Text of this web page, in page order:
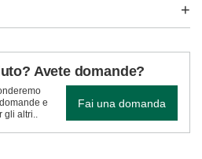
Avete domande?
e
gli altri..
Fai una domanda